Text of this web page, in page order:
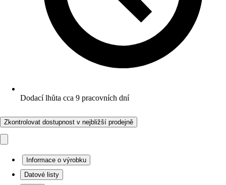
Dodací lhůta cca 9 pracovních dní
Zkontrolovat dostupnost v nejbližší prodejně
Informace o výrobku
Datové listy